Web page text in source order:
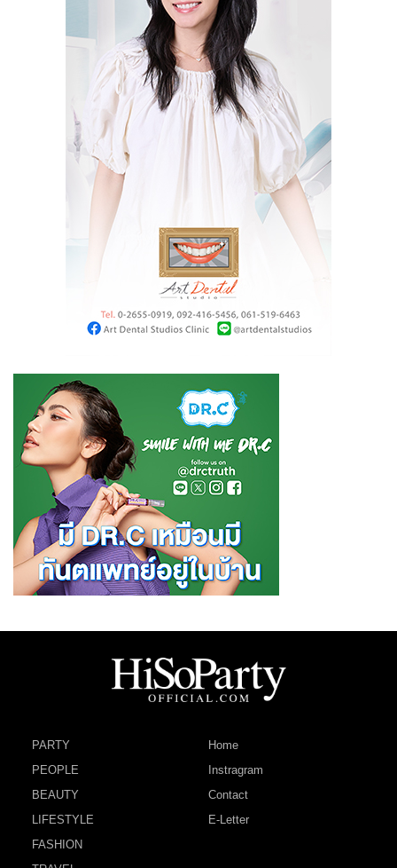
PARTY
PEOPLE
BEAUTY
LIFESTYLE
FASHION
Home
Instragram
Contact
E-Letter